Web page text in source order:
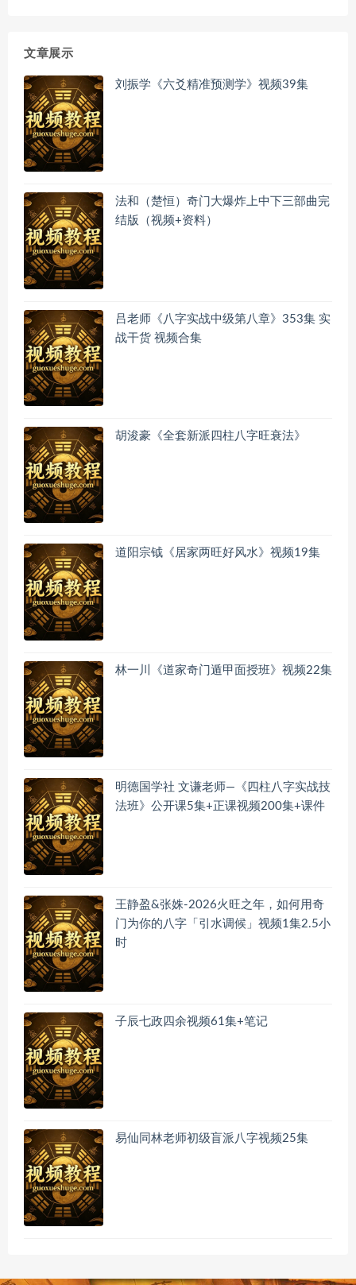
文章展示
刘振学《六爻精准预测学》视频39集
法和（楚恒）奇门大爆炸上中下三部曲完
结版（视频+资料）
吕老师《八字实战中级第八章》353集 实
战干货 视频合集
胡浚豪《全套新派四柱八字旺衰法》
道阳宗钺《居家两旺好风水》视频19集
林一川《道家奇门遁甲面授班》视频22集
明德国学社 文谦老师—《四柱八字实战技
法班》公开课5集+正课视频200集+课件
王静盈&张姝-2026火旺之年，如何用奇
门为你的八字「引水调候」视频1集2.5小
时
子辰七政四余视频61集+笔记
易仙同林老师初级盲派八字视频25集